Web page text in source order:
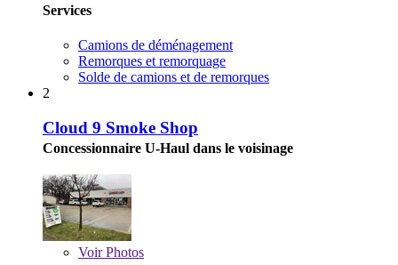
Services
Camions de déménagement
Remorques et remorquage
Solde de camions et de remorques
2
Cloud 9 Smoke Shop
Concessionnaire U-Haul dans le voisinage
VoirPhotos